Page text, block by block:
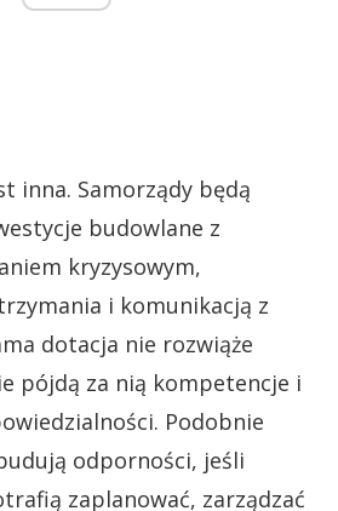
inna. Samorządy będą
budowlane z
kryzysowym,
i komunikacją z
dotacja nie rozwiąże
pójdą za nią kompetencje i
Podobnie
odporności, jeśli
zaplanować, zarządzać